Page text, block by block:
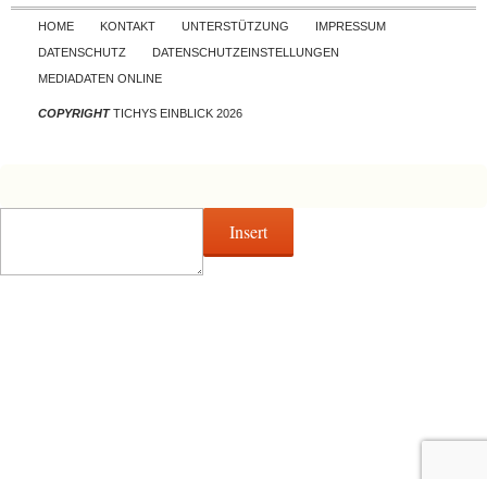
Skip to content
HOME KONTAKT UNTERSTÜTZUNG
IMPRESSUM
DATENSCHUTZ
DATENSCHUTZEINSTELLUNGEN
MEDIADATEN ONLINE
COPYRIGHTTICHYS EINBLICK 2026
Insert